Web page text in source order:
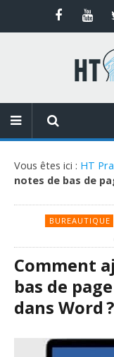
Vous êtes ici : HT
notes de bas de
BUREAUTIQUE
Comment
bas de
dans Word ?